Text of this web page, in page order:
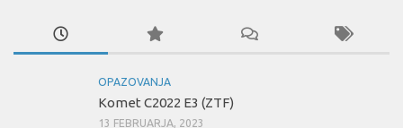
OPAZOVANJA
Komet C2022 E3 (ZTF)
13 FEBRUARJA, 2023